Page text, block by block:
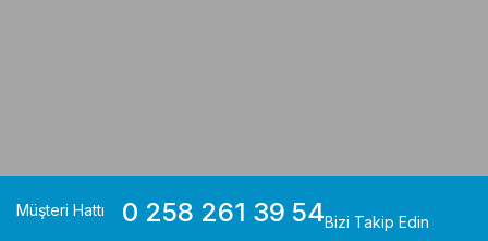
Müşteri Hattı 0 258 261 39 54Bizi Takip Edin